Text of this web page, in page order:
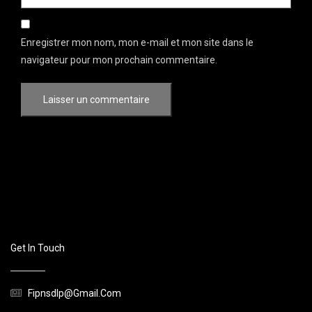
Enregistrer mon nom, mon e-mail et mon site dans le
navigateur pour mon prochain commentaire.
Get In Touch
Fipnsdlp@gmail.com